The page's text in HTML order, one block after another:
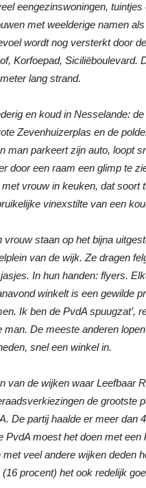
eengezinswoningen, tuintjes
met weelderige namen
wordt nog versterkt door de
Korfoepad, Siciliëboulevard.
lang strand.
en koud in Nesselande:
Zevenhuizerplas en de
man parkeert zijn auto, loopt
door een raam een glimp te
vrouw in keuken, dat soort
vinexstilte van een
vrouw staan op het bijna
van de wijk. Ze dragen
In hun handen: flyers.
winkelt is een gewilde
Ik ben de PvdA spuugzat’,
man. De meeste anderen
snel een winkel in.
van de wijken waar Leefbaar
de grootste
De partij haalde er meer dan
PvdA moest het doen met een
veel andere wijken deden
procent) het ook redelijk